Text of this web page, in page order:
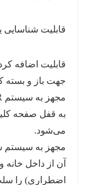
قابلیت شناسایی یک رمز
قابلیت اضافه
جهت باز و بسته
به قفل صفحه
می‌شود.
مجهز به سیستم
آن از داخل خانه
اضطراری) را